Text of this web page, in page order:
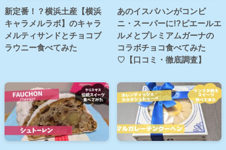
新定番！？横浜土産【横浜
キャラメルラボ】のキャラ
メルティサンドとチョコブ
ラウニー食べてみた
あのイスパハンがコンビ
ニ・スーパーに!?ピエールエ
ルメとプレミアムガーナの
コラボチョコ食べてみた
♡【口コミ・徹底調査】